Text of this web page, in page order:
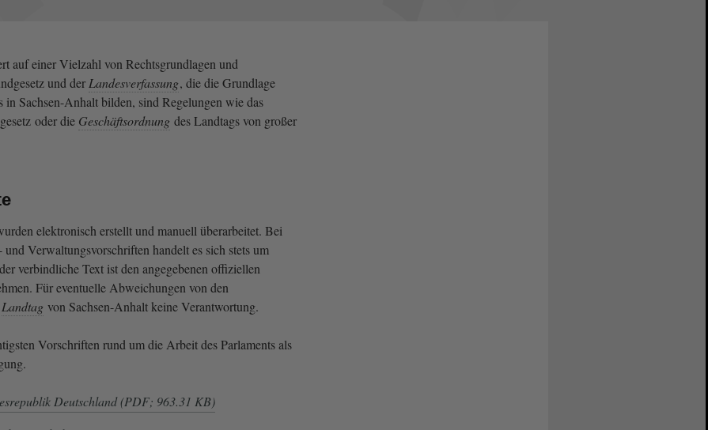
auf einer Vielzahl von Rechtsgrundlagen und
und der Landesverfassung, die die Grundlage
in Sachsen-Anhalt bilden, sind Regelungen wie das
oder die Geschäftsordnung des Landtags von großer
elektronisch erstellt und manuell überarbeitet. Bei
und Verwaltungsvorschriften handelt es sich stets um
verbindliche Text ist den angegebenen offiziellen
Für eventuelle Abweichungen von den
Landtag von Sachsen-Anhalt keine Verantwortung.
Vorschriften rund um die Arbeit des Parlaments als
Deutschland (PDF; 963.31 KB)